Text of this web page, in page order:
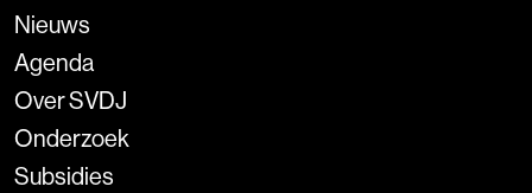
Nieuws
Agenda
Over SVDJ
Onderzoek
Subsidies